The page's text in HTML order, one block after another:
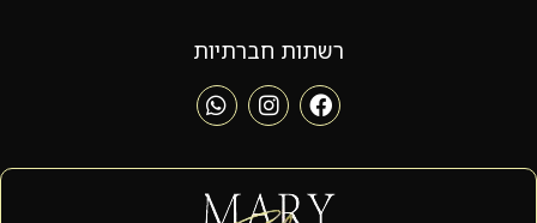
רשתות חברתיות